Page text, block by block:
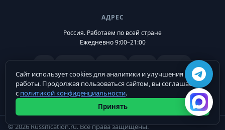
АДРЕС
Россия. Работаем по всей стране
Ежедневно 9:00–21:00
VK Telegram Drive2 Дзен Auto.ru
© 2026 Russification.ru. Все права защищены.
Сайт использует cookies для аналитики и улучшения
работы. Продолжая пользоваться сайтом, вы соглашаетесь
с политикой конфиденциальности.
Принять